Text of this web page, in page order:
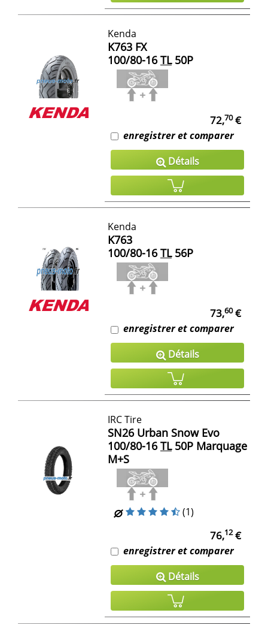
Kenda
K763 FX
100/80-16 TL50P
72,70€
enregistrer et comparer
Détails
Kenda
K763
100/80-16 TL56P
73,60€
enregistrer et comparer
Détails
IRC Tire
SN26 Urban Snow Evo
100/80-16 TL50P Marquage
M+S
(1)
76,12€
enregistrer et comparer
Détails